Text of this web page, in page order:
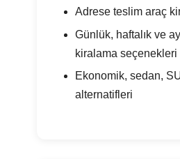
Adrese teslim araç
Günlük, haftalık ve
kiralama seçenekleri
Ekonomik, sedan,
alternatifleri